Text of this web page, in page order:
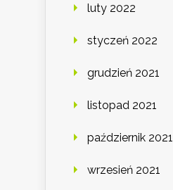
luty 2022
styczeń 2022
grudzień 2021
listopad 2021
październik 2021
wrzesień 2021